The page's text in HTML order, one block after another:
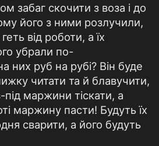
забаг скочити з воза і до
його з ними розлучили,
від роботи, а їх
убрали по-
них руб на рубі? Він буде
читати та й блавучити,
під маржини тіскати, а
маржину пасти! Будуть їх
сварити, а його будуть